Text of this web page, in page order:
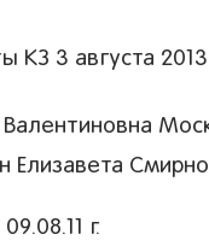
3 августа 2013
Елизавета
г.